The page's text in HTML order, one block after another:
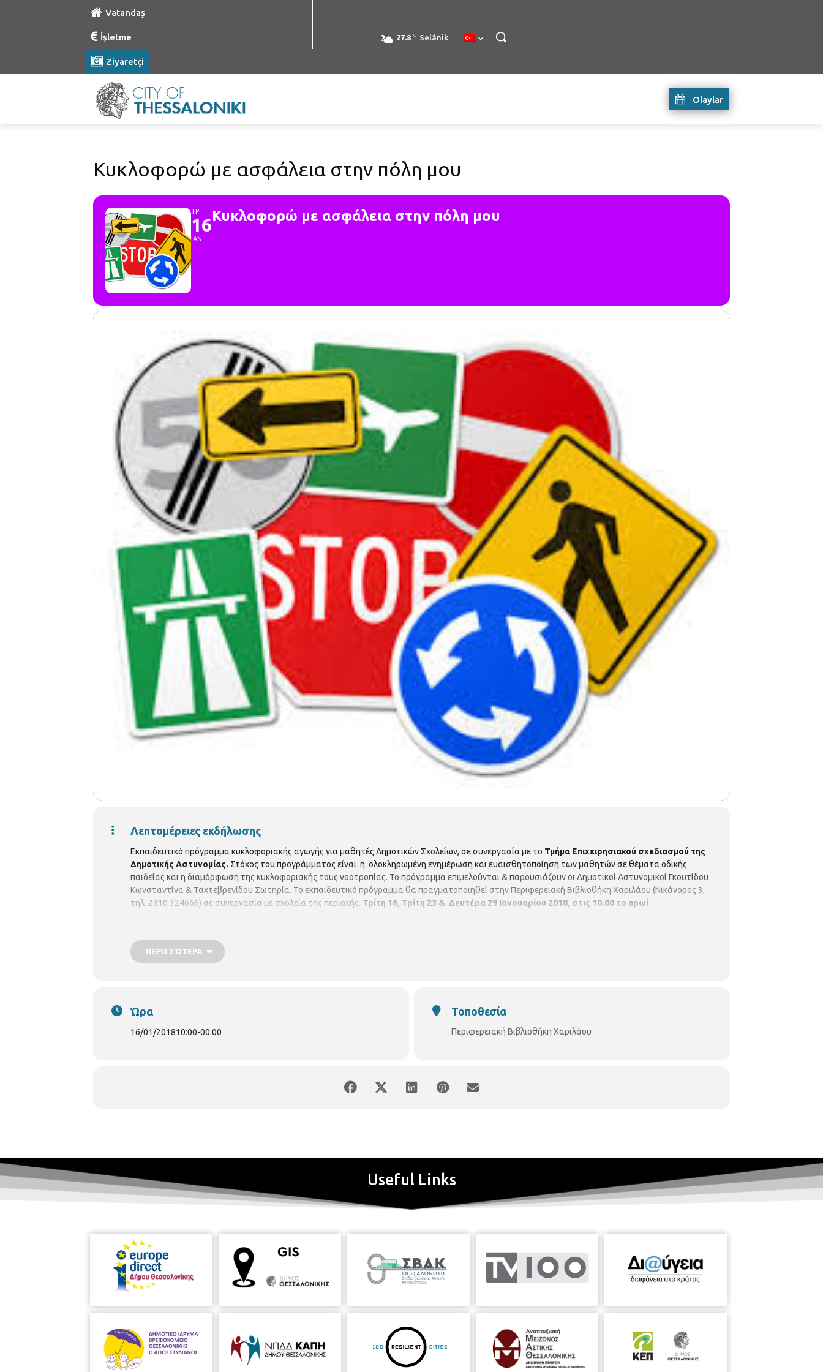
Vatandaş
İşletme
Ziyaretçi
27.8 C Selânik
Olaylar
Κυκλοφορώ με ασφάλεια στην πόλη μου
ΤΡ
16
ΙΑΝ
Κυκλοφορώ με ασφάλεια στην πόλη μου
Λεπτομέρειες εκδήλωσης
Εκπαιδευτικό πρόγραμμα κυκλοφοριακής αγωγής για μαθητές Δημοτικών Σχολείων, σε συνεργασία με το Τμήμα Επιχειρησιακού σχεδιασμού της
Δημοτικής Αστυνομίας. Στόχος του προγράμματος είναι η ολοκληρωμένη ενημέρωση και ευαισθητοποίηση των μαθητών σε θέματα οδικής
παιδείας και η διαμόρφωση της κυκλοφοριακής τους νοοτροπίας. Το πρόγραμμα επιμελούνται & παρουσιάζουν οι Δημοτικοί Αστυνομικοί Γκουτίδου
Κωνσταντίνα & Ταχτεβρενίδου Σωτηρία. Το εκπαιδευτικό πρόγραμμα θα πραγματοποιηθεί στην Περιφερειακή Βιβλιοθήκη Χαριλάου (Νικάνορος 3,
τηλ. 2310 324666) σε συνεργασία με σχολεία της περιοχής. Τρίτη 16, Τρίτη 23 & Δευτέρα 29 Ιανουαρίου 2018, στις 10.00 το πρωί
ΠΕΡΙΣΣΌΤΕΡΑ
Ώρα
16/01/201810:00-00:00
Τοποθεσία
Περιφερειακή Βιβλιοθήκη Χαριλάου
Useful Links